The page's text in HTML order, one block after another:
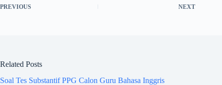
PREVIOUS NEXT
Related Posts
Soal Tes Substantif PPG Calon Guru Bahasa Inggris